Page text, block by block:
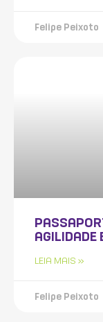
Felipe Peixoto
AGILIDADE
LEIA MAIS »
Felipe Peixoto